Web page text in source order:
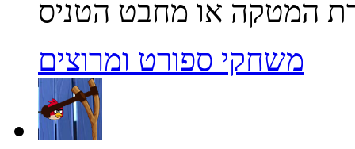
משחקי ספורט ומרוצים